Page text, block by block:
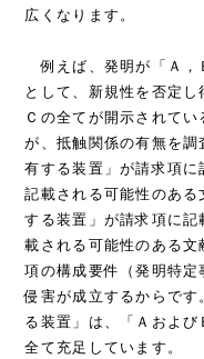
広くなります。
例えば、発明が「Ａ，
として、新規性を否定
Ｃの全てが開示されて
が、抵触関係の有無を
有する装置」が請求項
記載される可能性のあ
する装置」が請求項に
載される可能性のある
項の構成要件（発明特
侵害が成立するからで
る装置」は、「Ａおよ
全て充足しています。